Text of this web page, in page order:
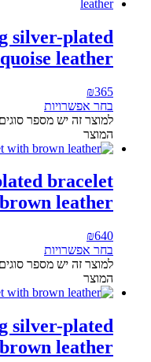
silver-plated
leather
₪365
בחר אפשרויות
למוצר זה יש מספר
המוצר
bracelet
leather
₪640
בחר אפשרויות
למוצר זה יש מספר
המוצר
silver-plated
leather